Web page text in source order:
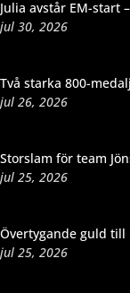
Julia avstår EM-start
jul 30, 2026
Två starka 800-
jul 26, 2026
Storslam för team
jul 25, 2026
Övertygande guld till
jul 25, 2026